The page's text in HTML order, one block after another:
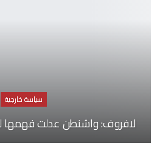
سياسة خارجية
لافروف: واشنطن عدلت فهمها